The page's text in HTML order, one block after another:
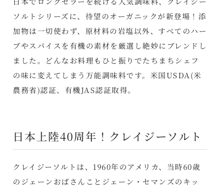
ソルトシリーズに、待望のオーガニックが新登場！添
加物は一切使わず、原材料の岩塩以外、すべてのハー
ブやスパイスを有機の素材を厳選し絶妙にブレンドし
ました。どんなお料理もひと振りでたちまちシェフ
の味に変えてしまう万能調味料です。米国USDA(米
農務省)認証、有機JAS認証取得。
日本上陸40周年！クレイジーソルト
クレイジーソルトは、1960年のアメリカ、当時60歳
のジェーンおばさんことジェーン・セマンズのキッ